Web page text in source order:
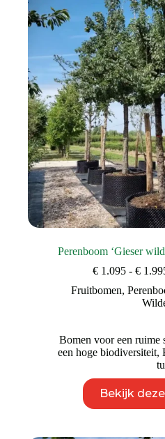
Perenboom ‘Gieser
€1.095 - €
Fruitbomen,
Bomen voor een ruime
een hoge biodiversiteit,
Bekijk